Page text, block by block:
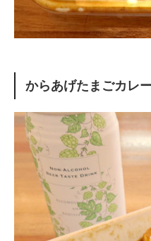
からあげたまごカレ